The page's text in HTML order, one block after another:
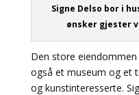
Signe Delso bor i
ønsker gjester
Den store
også et museum og et
og kunstinteresserte.